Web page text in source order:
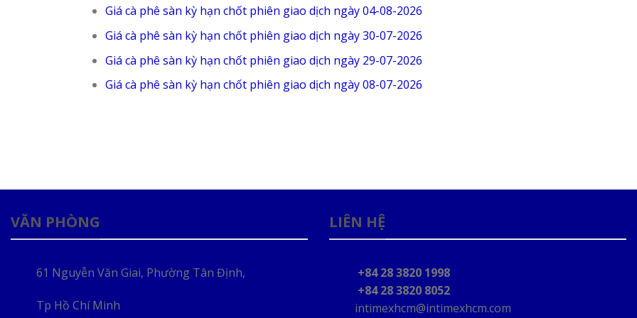
Giá cà phê sàn kỳ hạn chốt phiên giao dịch ngày 04-08-2026
Giá cà phê sàn kỳ hạn chốt phiên giao dịch ngày 30-07-2026
Giá cà phê sàn kỳ hạn chốt phiên giao dịch ngày 29-07-2026
Giá cà phê sàn kỳ hạn chốt phiên giao dịch ngày 08-07-2026
VĂN PHÒNG
61 Nguyễn Văn Giai, Phường Tân Định,
Tp Hồ Chí Minh
LIÊN HỆ
+84 28 3820 1998
+84 28 3820 8052
intimexhcm@intimexhcm.com